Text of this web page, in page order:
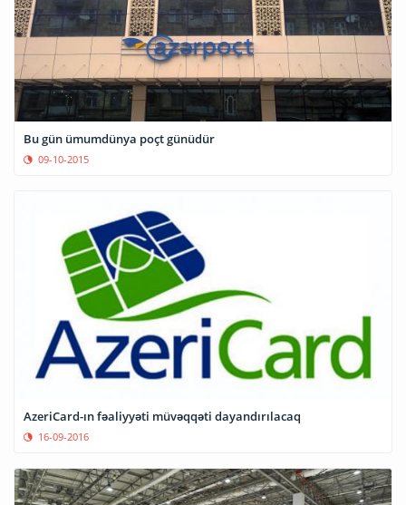
Bu gün ümumdünya poçt günüdür
09-10-2015
AzeriCard-ın fəaliyyəti müvəqqəti dayandırılacaq
16-09-2016